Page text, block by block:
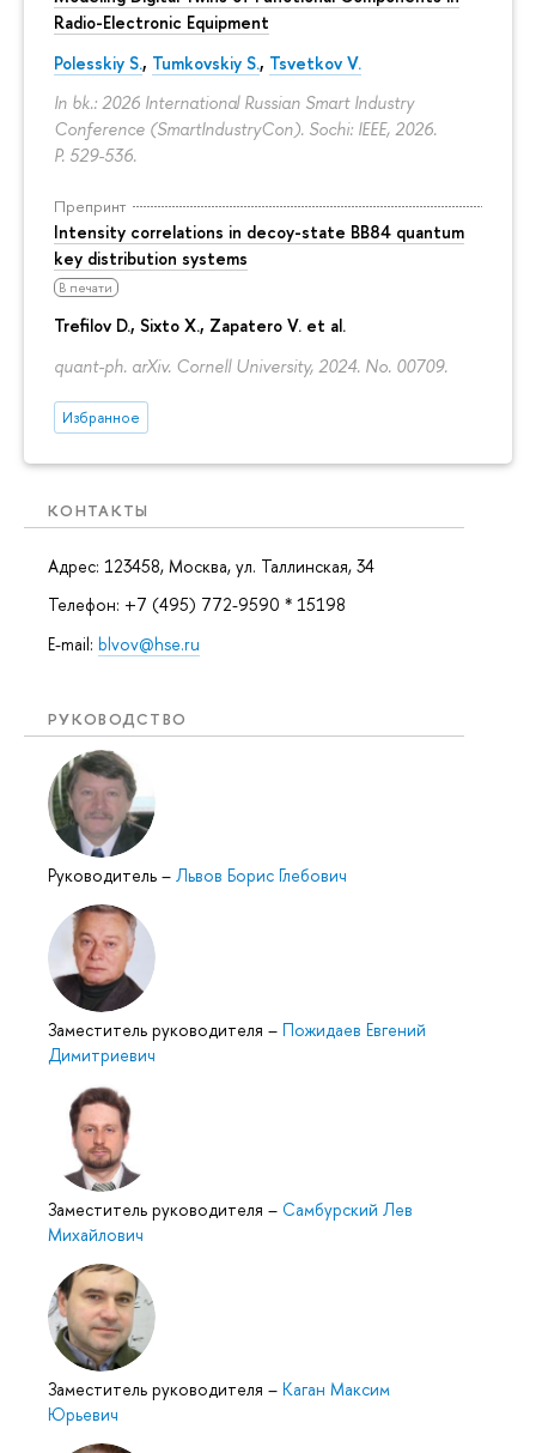
Radio-Electronic Equipment
Polesskiy S., Tumkovskiy S., Tsvetkov V.
In bk.: 2026 International Russian Smart Industry
Conference (SmartIndustryCon). Sochi: IEEE, 2026.
P. 529-536.
Препринт
Intensity correlations in decoy-state BB84 quantum
key distribution systems
В печати
Trefilov D., Sixto X., Zapatero V. et al.
quant-ph. arXiv. Cornell University, 2024. No. 00709.
Избранное
КОНТАКТЫ
Адрес: 123458, Москва, ул. Таллинская, 34
Телефон: +7 (495) 772-9590 * 15198
E-mail: blvov@hse.ru
РУКОВОДСТВО
Руководитель – Львов Борис Глебович
Заместитель руководителя – Пожидаев Евгений
Димитриевич
Заместитель руководителя – Самбурский Лев
Михайлович
Заместитель руководителя – Каган Максим
Юрьевич